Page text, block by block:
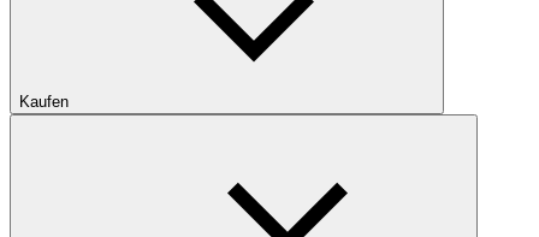
Kaufen